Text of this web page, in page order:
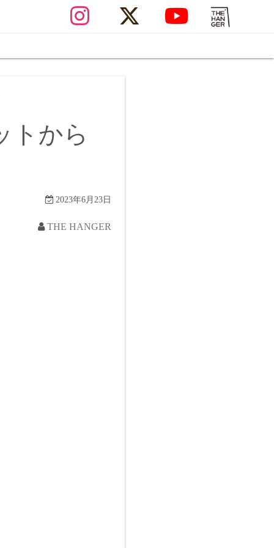
トから
2023年6月23日
THE HANGER